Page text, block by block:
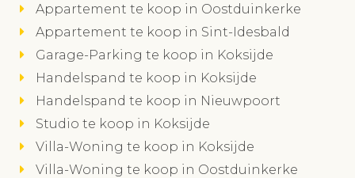
Appartement te koop in Oostduinkerke
Appartement te koop in Sint-Idesbald
Garage-Parking te koop in Koksijde
Handelspand te koop in Koksijde
Handelspand te koop in Nieuwpoort
Studio te koop in Koksijde
Villa-Woning te koop in Koksijde
Villa-Woning te koop in Oostduinkerke